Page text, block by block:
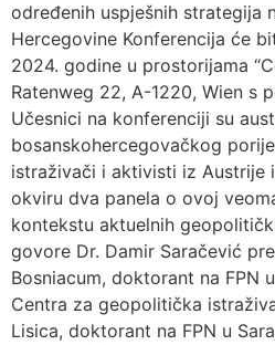
određenih uspješnih strategija
Hercegovine Konferencija će
2024. godine u prostorijama
Ratenweg 22, A-1220, Wien s
Učesnici na konferenciji su
bosanskohercegovačkog
istraživači i aktivisti iz Austrije
okviru dva panela o ovoj
kontekstu aktuelnih
govore Dr. Damir Saračević
Bosniacum, doktorant na FPN
Centra za geopolitička
Lisica, doktorant na FPN u